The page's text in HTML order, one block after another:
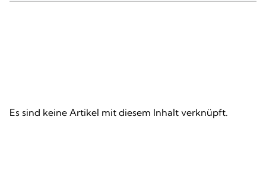
Es sind keine Artikel mit diesem Inhalt verknüpft.